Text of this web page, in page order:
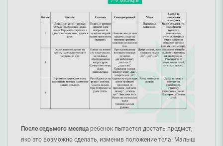
После седьмого месяца ребенок пытается достать предмет,
яко это возможно сделать, изменив положение тела. Малыш